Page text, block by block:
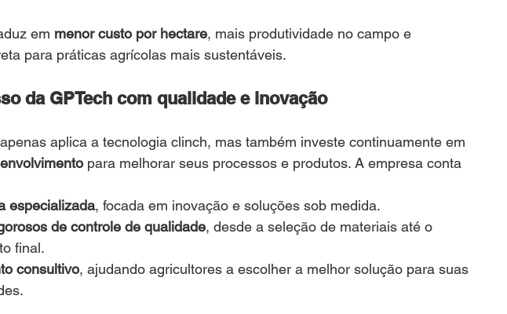
em menor custo por hectare, mais produtividade no campo e
para práticas agrícolas mais sustentáveis.
da GPTech com qualidade e inovação
aplica a tecnologia clinch, mas também investe continuamente em
para melhorar seus processos e produtos. A empresa conta
especializada, focada em inovação e soluções sob medida.
de controle de qualidade, desde a seleção de materiais até o
final.
consultivo, ajudando agricultores a escolher a melhor solução para suas